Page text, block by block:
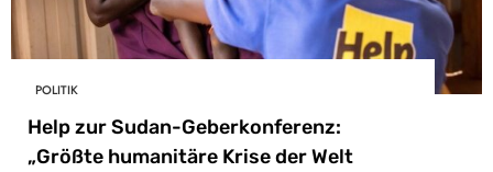
POLITIK
Help zur Sudan-Geberkonferenz:
„Größte humanitäre Krise der Welt